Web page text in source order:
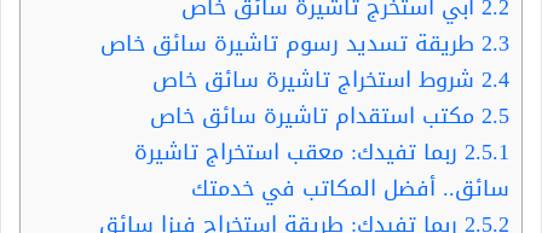
2.3 طريقة تسديد رسوم تاشيرة سائق خاص
2.4 شروط استخراج تاشيرة سائق خاص
2.5مكتب استقدام تاشيرة سائق خاص
2.5.1 ربما تفيدك: معقب استخراج تاشيرة
سائق.. أفضل المكاتب في خدمتك
2.5.2 ربما تفيدك: طريقة استخراج فيزا سائق